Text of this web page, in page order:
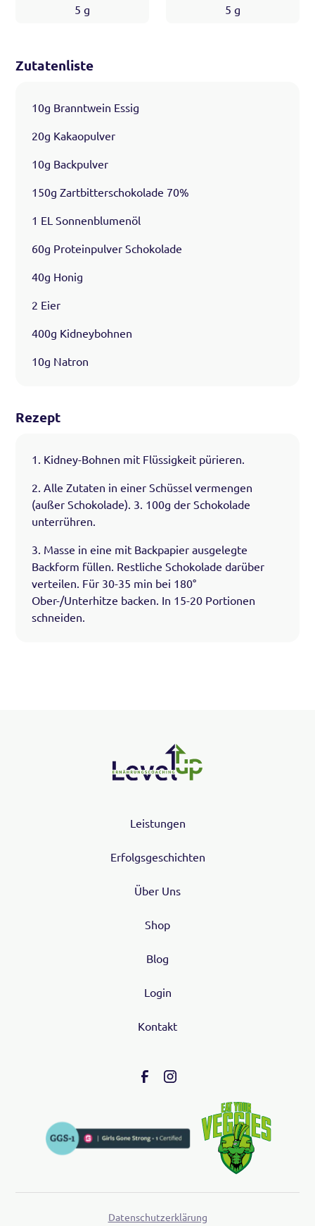
5 g 5 g
Zutatenliste
10g Branntwein Essig
20g Kakaopulver
10g Backpulver
150g Zartbitterschokolade 70%
1 EL Sonnenblumenöl
60g Proteinpulver Schokolade
40g Honig
2 Eier
400g Kidneybohnen
10g Natron
Rezept
1. Kidney-Bohnen mit Flüssigkeit pürieren.
2. Alle Zutaten in einer Schüssel vermengen
(außer Schokolade). 3. 100g der Schokolade
unterrühren.
3. Masse in eine mit Backpapier ausgelegte
Backform füllen. Restliche Schokolade darüber
verteilen. Für 30-35 min bei 180°
Ober-/Unterhitze backen. In 15-20 Portionen
schneiden.
Leistungen
Erfolgsgeschichten
Über Uns
Shop
Blog
Login
Kontakt
Datenschutzerklärung